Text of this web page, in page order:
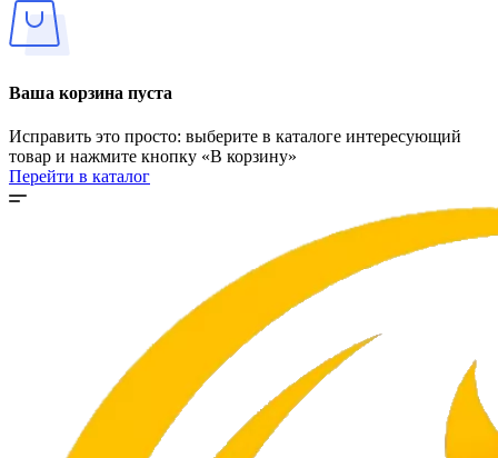
Ваша корзина пуста
Исправить это просто: выберите в каталоге интересующий
товар и нажмите кнопку «В корзину»
Перейти в каталог